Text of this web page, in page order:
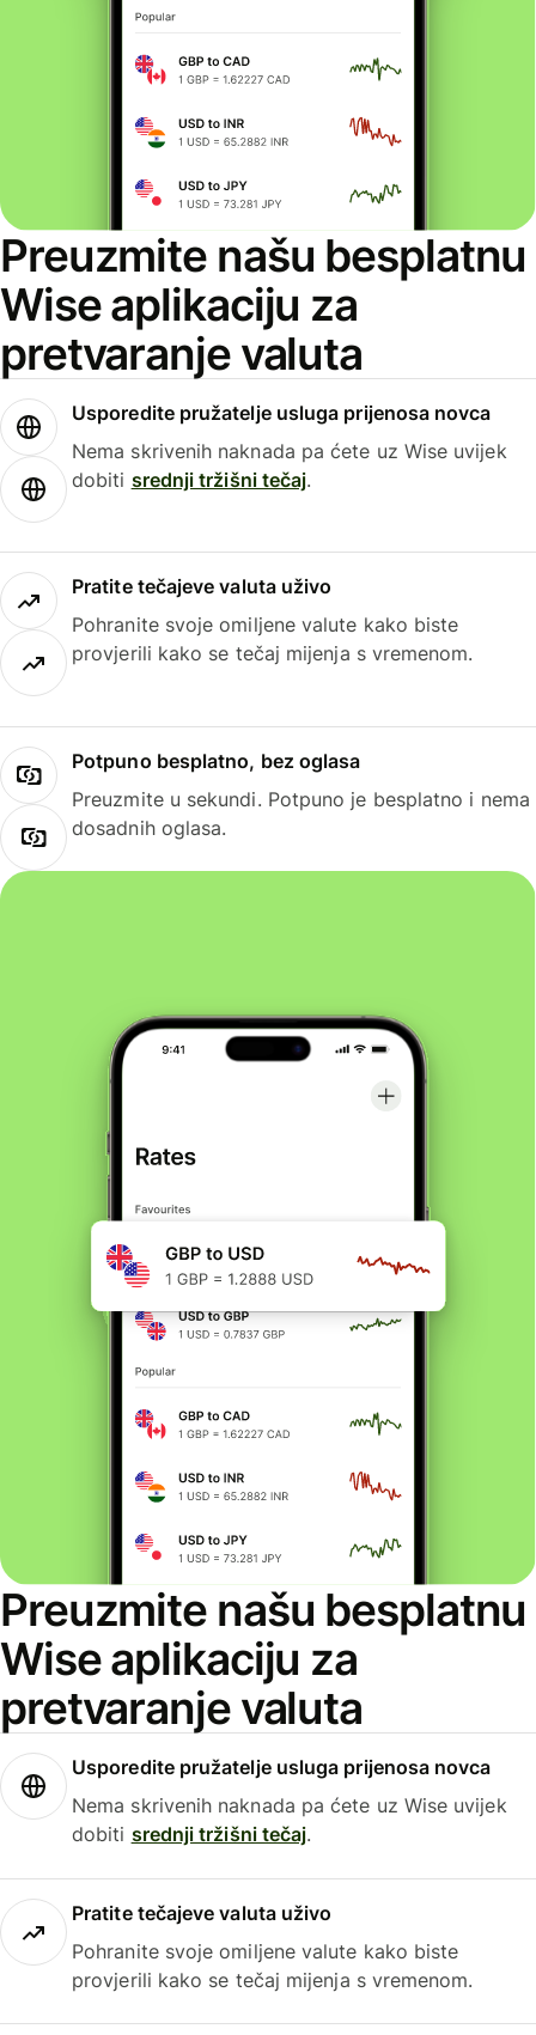
Preuzmite našu besplatnu
Wise aplikaciju za
pretvaranje valuta
Usporedite pružatelje usluga prijenosa novca
Nema skrivenih naknada pa ćete uz Wise uvijek
dobiti srednji tržišni tečaj.
Pratite tečajeve valuta uživo
Pohranite svoje omiljene valute kako biste
provjerili kako se tečaj mijenja s vremenom.
Potpuno besplatno, bez oglasa
Preuzmite u sekundi. Potpuno je besplatno i nema
dosadnih oglasa.
Preuzmite našu besplatnu
Wise aplikaciju za
pretvaranje valuta
Usporedite pružatelje usluga prijenosa novca
Nema skrivenih naknada pa ćete uz Wise uvijek
dobiti srednji tržišni tečaj.
Pratite tečajeve valuta uživo
Pohranite svoje omiljene valute kako biste
provjerili kako se tečaj mijenja s vremenom.